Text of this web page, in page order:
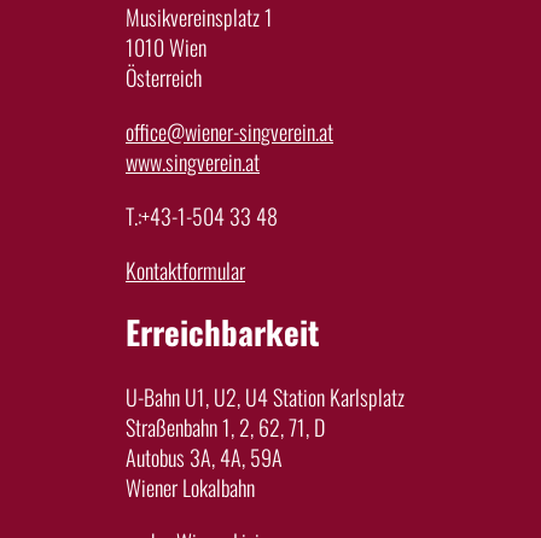
Musikvereinsplatz 1
1010 Wien
Österreich
office@wiener-singverein.at
www.singverein.at
T.:+43-1-504 33 48
Kontaktformular
Erreichbarkeit
U-Bahn U1, U2, U4 Station Karlsplatz
Straßenbahn 1, 2, 62, 71, D
Autobus 3A, 4A, 59A
Wiener Lokalbahn